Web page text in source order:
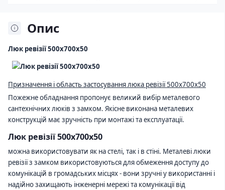
Опис
Люк ревізії 500х700х50
Призначення і область застосування люка ревізії 500х700х50
Пожежне обладнання пропонує великий вибір металевого
сантехнічних люків з замком. Якісне виконана металевих
конструкцій має зручність при монтажі та експлуатації.
Люк ревізії 500х700х50
можна використовувати як на стелі, так і в стіні. Металеві люки
ревізії з замком використовуються для обмеження доступу до
комунікацій в громадських місцях - вони зручні у використанні і
надійно захищають інженерні мережі та комунікації від